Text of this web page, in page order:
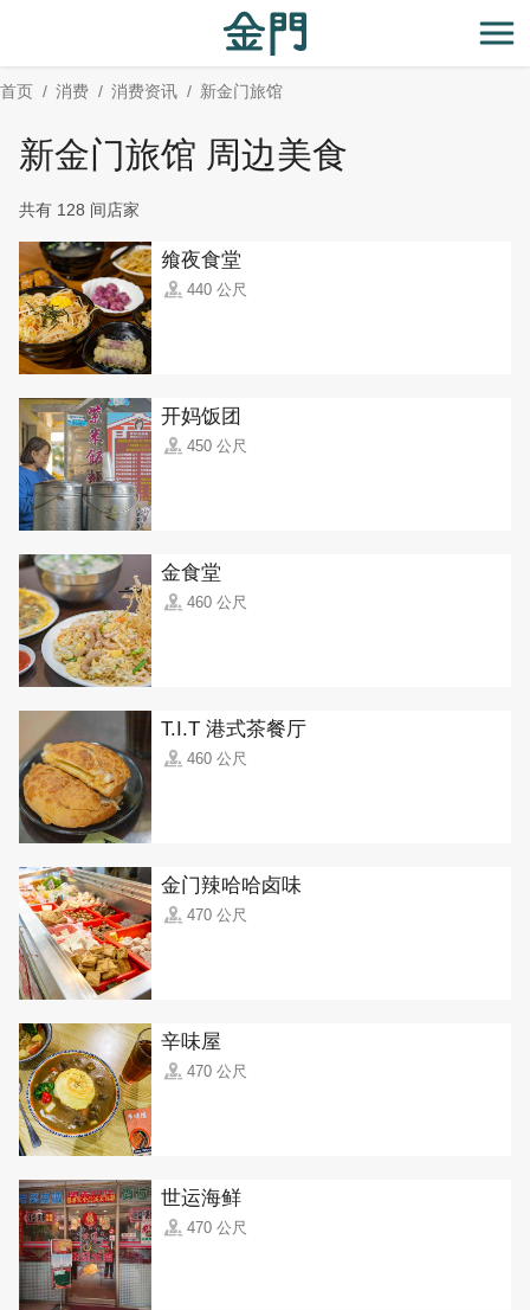
主
要
开
首页 消费 消费资讯 新金门旅馆
新金门旅馆 周边美食
共有 128 间店家
飨夜食堂
440 公尺
开妈饭团
450 公尺
金食堂
460 公尺
T.I.T 港式茶餐厅
460 公尺
金门辣哈哈卤味
470 公尺
辛味屋
470 公尺
世运海鲜
470 公尺